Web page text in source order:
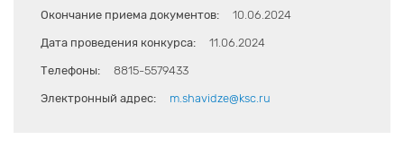
Окончание приема документов: 10.06.2024
Дата проведения конкурса: 11.06.2024
Телефоны: 8815-5579433
Электронный адрес: m.shavidze@ksc.ru